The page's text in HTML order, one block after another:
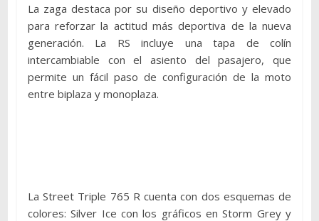
La zaga destaca por su diseño deportivo y elevado
para reforzar la actitud más deportiva de la nueva
generación. La RS incluye una tapa de colín
intercambiable con el asiento del pasajero, que
permite un fácil paso de configuración de la moto
entre biplaza y monoplaza.
La Street Triple 765 R cuenta con dos esquemas de
colores: Silver Ice con los gráficos en Storm Grey y